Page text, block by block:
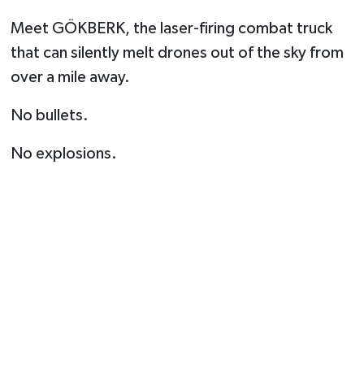
Meet GÖKBERK, the laser-firing combat truck
that can silently melt drones out of the sky from
over a mile away.
No bullets.
No explosions.